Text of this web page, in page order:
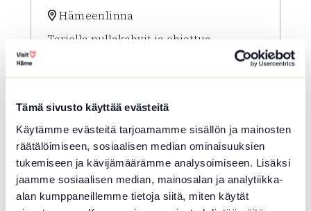
Tämä sivusto käyttää evästeitä
Käytämme evästeitä tarjoamamme sisällön ja mainosten
räätälöimiseen, sosiaalisen median ominaisuuksien
tukemiseen ja kävijämäärämme analysoimiseen. Lisäksi
jaamme sosiaalisen median, mainosalan ja analytiikka-
alan kumppaneillemme tietoja siitä, miten käytät
Hämeenlinna
Tarjolla pullakahvit ja ohjattua
muistiystävällistä ohjelmaa. Maksuton.
Lue lisää tapahtumasta Sibeliuksenpuiston